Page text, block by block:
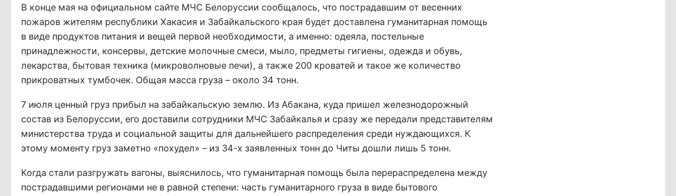
В конце мая на официальном сайте МЧС Белоруссии сообщалось, что пострадавшим от весенних
пожаров жителям республики Хакасия и Забайкальского края будет доставлена гуманитарная помощь
в виде продуктов питания и вещей первой необходимости, а именно: одеяла, постельные
принадлежности, консервы, детские молочные смеси, мыло, предметы гигиены, одежда и обувь,
лекарства, бытовая техника (микроволновые печи), а также 200 кроватей и такое же количество
прикроватных тумбочек. Общая масса груза – около 34 тонн.
7 июля ценный груз прибыл на забайкальскую землю. Из Абакана, куда пришел железнодорожный
состав из Белоруссии, его доставили сотрудники МЧС Забайкалья и сразу же передали представителям
министерства труда и социальной защиты для дальнейшего распределения среди нуждающихся. К
этому моменту груз заметно «похудел» – из 34-х заявленных тонн до Читы дошли лишь 5 тонн.
Когда стали разгружать вагоны, выяснилось, что гуманитарная помощь была перераспределена между
пострадавшими регионами не в равной степени: часть гуманитарного груза в виде бытового